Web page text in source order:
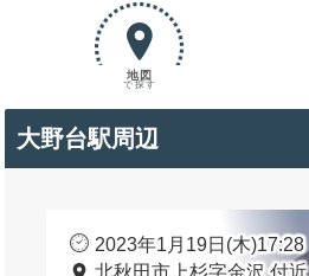
地図
で探す
大野台駅周辺
2023年1月19日(木)17:28
北秋田市上杉字金沢 付近